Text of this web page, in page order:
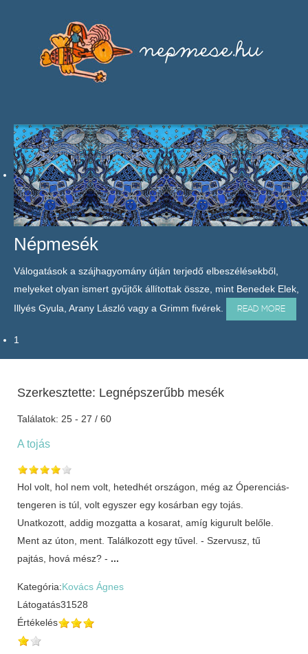
Népmesék
Válogatások a szájhagyomány útján terjedő elbeszélésekből,
melyeket olyan ismert gyűjtők állítottak össze, mint Benedek Elek,
Illyés Gyula, Arany László vagy a Grimm fivérek.
READ MORE
1
Szerkesztette: Legnépszerűbb mesék
Találatok: 25 - 27 / 60
A tojás
Hol volt, hol nem volt, hetedhét országon, még az Óperenciás-
tengeren is túl, volt egyszer egy kosárban egy tojás.
Unatkozott, addig mozgatta a kosarat, amíg kigurult belőle.
Ment az úton, ment. Találkozott egy tűvel. - Szervusz, tű
pajtás, hová mész? - ...
Kategória:Kovács Ágnes
Látogatás31528
Értékelés